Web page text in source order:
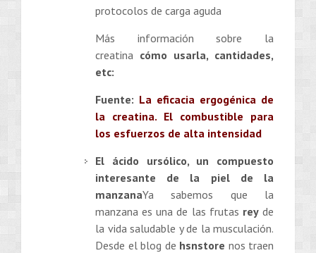
protocolos de carga aguda
Más información sobre la
creatina cómo usarla, cantidades,
etc:
Fuente: La eficacia ergogénica de
la creatina. El combustible para
los esfuerzos de alta intensidad
El ácido ursólico, un compuesto
interesante de la piel de la
manzanaYa sabemos que la
manzana es una de las frutas reyde
la vida saludable y de la musculación.
Desde el blog de hsnstore nos traen